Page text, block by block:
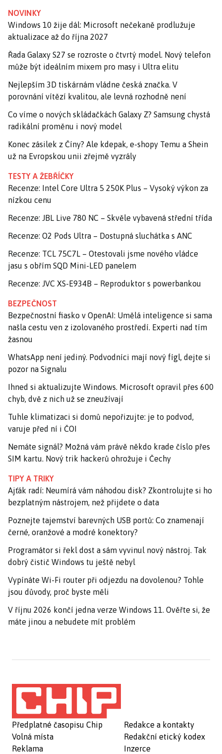
NOVINKY
Windows 10 žije dál: Microsoft nečekaně prodlužuje
aktualizace až do října 2027
Řada Galaxy S27 se rozroste o čtvrtý model. Nový telefon
může být ideálním mixem pro masy i Ultra elitu
Nejlepším 3D tiskárnám vládne česká značka. V
porovnání vítězí kvalitou, ale levná rozhodně není
Co víme o nových skládačkách Galaxy Z? Samsung chystá
radikální proměnu i nový model
Konec zásilek z Číny? Ale kdepak, e-shopy Temu a Shein
už na Evropskou unii zřejmě vyzrály
TESTY A ŽEBŘÍČKY
Recenze: Intel Core Ultra 5 250K Plus – Vysoký výkon za
nízkou cenu
Recenze: JBL Live 780 NC – Skvěle vybavená střední třída
Recenze: O2 Pods Ultra – Dostupná sluchátka s ANC
Recenze: TCL 75C7L – Otestovali jsme nového vládce
jasu s obřím SQD Mini-LED panelem
Recenze: JVC XS-E934B – Reproduktor s powerbankou
BEZPEČNOST
Bezpečnostní fiasko v OpenAI: Umělá inteligence si sama
našla cestu ven z izolovaného prostředí. Experti nad tím
žasnou
WhatsApp není jediný. Podvodníci mají nový fígl, dejte si
pozor na Signalu
Ihned si aktualizujte Windows. Microsoft opravil přes 600
chyb, dvě z nich už se zneužívají
Tuhle klimatizaci si domů nepořizujte: je to podvod,
varuje před ní i ČOI
Nemáte signál? Možná vám právě někdo krade číslo přes
SIM kartu. Nový trik hackerů ohrožuje i Čechy
TIPY A TRIKY
Ajťák radí: Neumírá vám náhodou disk? Zkontrolujte si ho
bezplatným nástrojem, než přijdete o data
Poznejte tajemství barevných USB portů: Co znamenají
černé, oranžové a modré konektory?
Programátor si řekl dost a sám vyvinul nový nástroj. Tak
dobrý čistič Windows tu ještě nebyl
Vypínáte Wi-Fi router při odjezdu na dovolenou? Tohle
jsou důvody, proč byste měli
V říjnu 2026 končí jedna verze Windows 11. Ověřte si, že
máte jinou a nebudete mít problém
Předplatné časopisu Chip
Volná místa
Reklama
Redakce a kontakty
Redakční etický kodex
Inzerce